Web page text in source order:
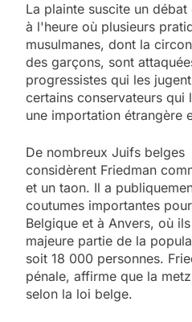
La plainte suscite un
à l'heure où plusieurs
musulmanes, dont la
des garçons, sont
progressistes qui les
certains conservateurs qui
une importation étrangère
De nombreux Juifs belges
considèrent Friedman
et un taon. Il a
coutumes importantes
Belgique et à Anvers, où
majeure partie de la
soit 18 000 personnes.
pénale, affirme que la
selon la loi belge.